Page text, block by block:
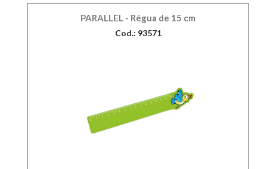
PARALLEL - Régua de 15 cm
Cod.: 93571